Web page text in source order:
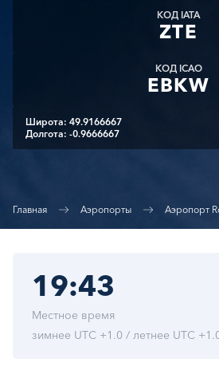
КОД IATA
ZTE
КОД ICAO
EBKW
Широта: 49.9166667
Долгота: -0.9666667
Главная Аэропорты Аэропорт
19:43
Местное время
зимнее UTC +1.0 / летнее UTC